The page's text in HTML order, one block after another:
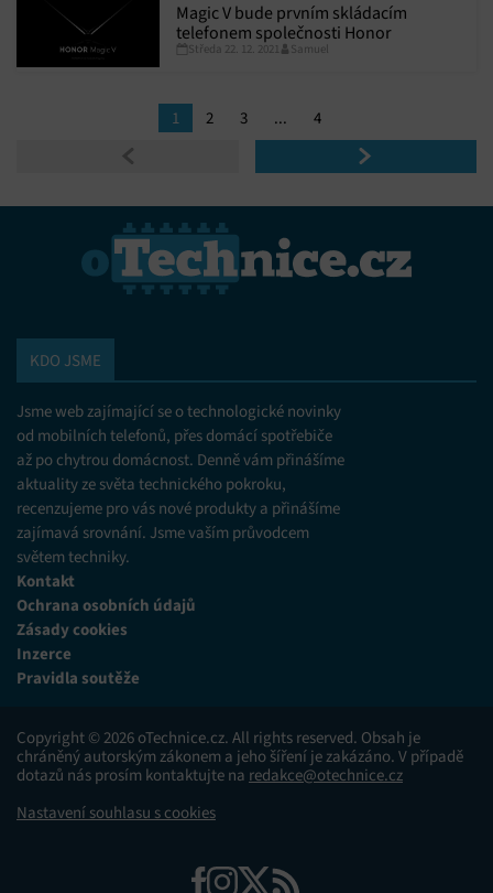
Magic V bude prvním skládacím
telefonem společnosti Honor
Středa 22. 12. 2021 Samuel
1 2 3 ... 4
KDO JSME
Jsme web zajímající se o technologické novinky
od mobilních telefonů, přes domácí spotřebiče
až po chytrou domácnost. Denně vám přinášíme
aktuality ze světa technického pokroku,
recenzujeme pro vás nové produkty a přinášíme
zajímavá srovnání. Jsme vaším průvodcem
světem techniky.
Kontakt
Ochrana osobních údajů
Zásady cookies
Inzerce
Pravidla soutěže
Copyright © 2026 oTechnice.cz. All rights reserved. Obsah je
chráněný autorským zákonem a jeho šíření je zakázáno. V případě
dotazů nás prosím kontaktujte na redakce@otechnice.cz
Nastavení souhlasu s cookies